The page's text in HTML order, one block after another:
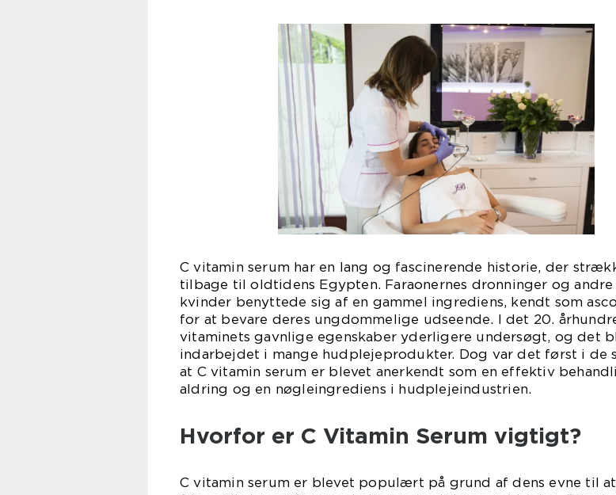
C vitamin serum har en lang og fascinerende historie, der
tilbage til oldtidens Egypten. Faraonernes dronninger og
kvinder benyttede sig af en gammel ingrediens, kendt som
for at bevare deres ungdommelige udseende. I det 20.
vitaminets gavnlige egenskaber yderligere undersøgt, og det
indarbejdet i mange hudplejeprodukter. Dog var det først i de
at C vitamin serum er blevet anerkendt som en effektiv
aldring og en nøgleingrediens i hudplejeindustrien.
Hvorfor er C Vitamin Serum vigtigt?
C vitamin serum er blevet populært på grund af dens evne til